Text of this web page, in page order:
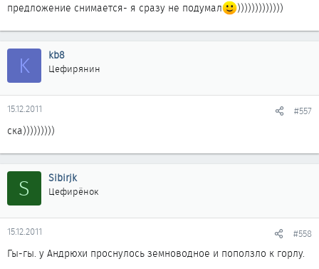
предложение снимается- я сразу не подумал
)))))))))))))
K kb8
Цефирянин
15.12.2011 #557
ска)))))))))
S Sibirjk
Цефирёнок
15.12.2011 #558
Гы-гы. у Андрюхи проснулось земноводное и поползло к горлу.